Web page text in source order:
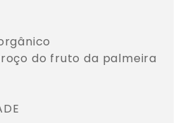
do fruto da palmeira